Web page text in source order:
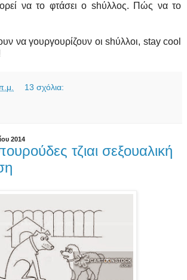
να το φτάσει ο shύλλος. Πώς να το
να γουργουρίζουν οι shύλλοι, stay cool
13 σχόλια:
2014
τζιαι σεξουαλική